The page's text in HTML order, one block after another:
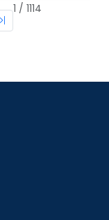
1 / 1114